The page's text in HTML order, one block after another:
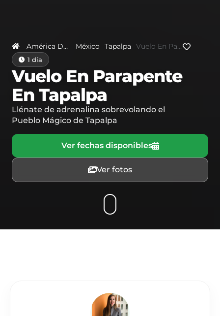
América Del Norte México Tapalpa Vuelo En Parapente En Tapalpa
1 día
Vuelo En Parapente
En Tapalpa
Llénate de adrenalina sobrevolando el
Pueblo Mágico de Tapalpa
Ver fechas disponibles
Ver fotos